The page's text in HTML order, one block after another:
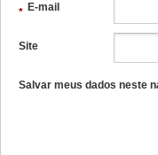
E-mail
*
Site
Salvar meus dados neste